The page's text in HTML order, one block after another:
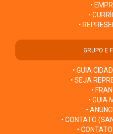
•
•
•
GRUPO E
• GUIA
• SEJA
•
• GUIA
•
• CONTATO
•